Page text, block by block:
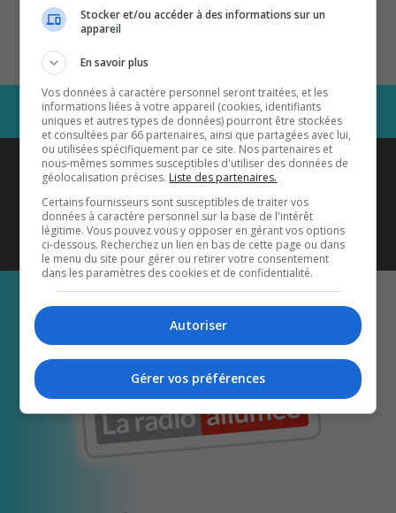
Coyote New Countryest diffusé
également sur1033 HD2
Écoutez-nous aussi sur…
Stocker et/ou accéder à des informations sur un
appareil
En savoir plus
Vos données à caractère personnel seront traitées, et les
informations liées à votre appareil (cookies, identifiants
uniques et autres types de données) pourront être stockées
et consultées par 66 partenaires, ainsi que partagées avec lui,
ou utilisées spécifiquement par ce site. Nos partenaires et
nous-mêmes sommes susceptibles d'utiliser des données de
géolocalisation précises. Liste des partenaires.
Certains fournisseurs sont susceptibles de traiter vos
données à caractère personnel sur la base de l'intérêt
légitime. Vous pouvez vous y opposer en gérant vos options
ci-dessous. Recherchez un lien en bas de cette page ou dans
le menu du site pour gérer ou retirer votre consentement
dans les paramètres des cookies et de confidentialité.
Autoriser
Gérer vos préférences